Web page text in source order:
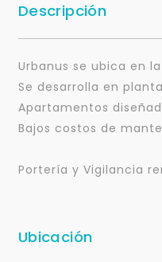
Descripción
Urbanus se ubica en
Se desarrolla en
Apartamentos
Bajos costos de
Portería y Vigilancia
Ubicación